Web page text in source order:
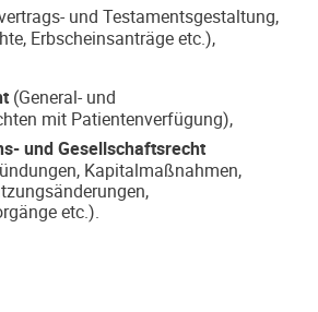
und Testamentsgestaltung,
Erbscheinsanträge etc.),
(General- und
mit Patientenverfügung),
und Gesellschaftsrecht
Kapitalmaßnahmen,
etc.).